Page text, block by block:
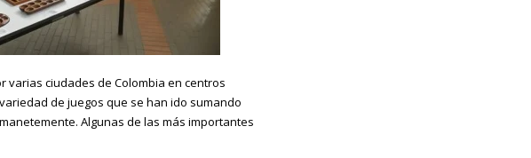
varias ciudades de Colombia en centros
de juegos que se han ido sumando
Algunas de las más importantes